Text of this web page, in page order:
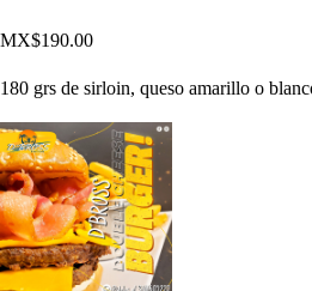
MX$190.00
180 grs de sirloin, queso amarillo o